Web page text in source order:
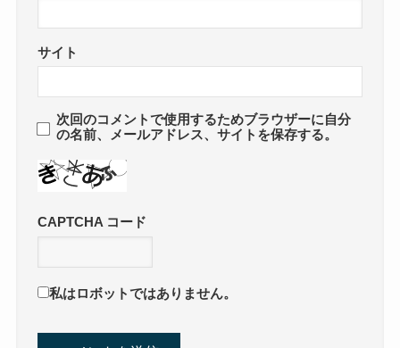
サイト
次回のコメントで使用するためブラウザーに自分
の名前、メールアドレス、サイトを保存する。
CAPTCHA コード
私はロボットではありません。